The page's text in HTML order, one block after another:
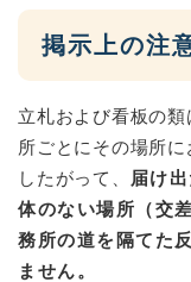
掲示上の注
立札および看板の
所ごとにその場所に
したがって、
届け
体のない場所（交
務所の道を隔てた
ません。